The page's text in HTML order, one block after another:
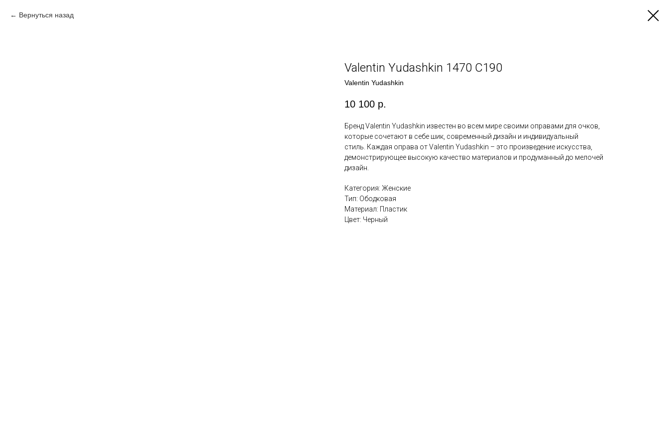
Вернуться назад
Valentin Yudashkin 1470 С190
Valentin Yudashkin
10 100 р.
Бренд Valentin Yudashkin известен во всем мире своими оправами для очков,
которые сочетают в себе шик, современный дизайн и индивидуальный
стиль. Каждая оправа от Valentin Yudashkin – это произведение искусства,
демонстрирующее высокую качество материалов и продуманный до мелочей
дизайн.
Категория: Женские
Тип: Ободковая
Материал: Пластик
Цвет: Черный